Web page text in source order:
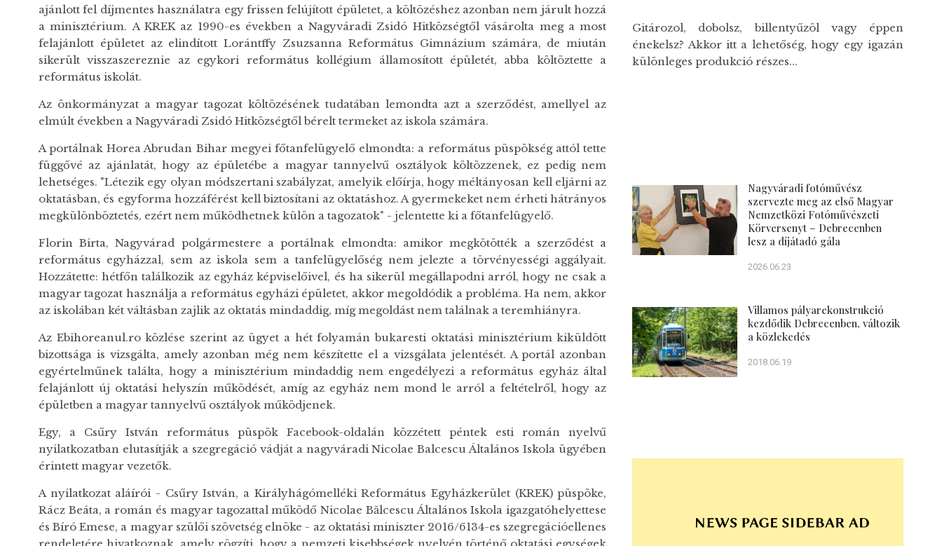
ajánlott fel díjmentes használatra egy frissen felújított épületet, a költözéshez azonban nem járult hozzá
a minisztérium. A KREK az 1990-es években a Nagyváradi Zsidó Hitközségtől vásárolta meg a most
felajánlott épületet az elindított Lorántffy Zsuzsanna Református Gimnázium számára, de miután
sikerült visszaszereznie az egykori református kollégium államosított épületét, abba költöztette a
református iskolát.
Az önkormányzat a magyar tagozat költözésének tudatában lemondta azt a szerződést, amellyel az
elmúlt években a Nagyváradi Zsidó Hitközségtől bérelt termeket az iskola számára.
A portálnak Horea Abrudan Bihar megyei főtanfelügyelő elmondta: a református püspökség attól tette
függővé az ajánlatát, hogy az épületébe a magyar tannyelvű osztályok költözzenek, ez pedig nem
lehetséges. "Létezik egy olyan módszertani szabályzat, amelyik előírja, hogy méltányosan kell eljárni az
oktatásban, és egyforma hozzáférést kell biztosítani az oktatáshoz. A gyermekeket nem érheti hátrányos
megkülönböztetés, ezért nem működhetnek külön a tagozatok" - jelentette ki a főtanfelügyelő.
Florin Birta, Nagyvárad polgármestere a portálnak elmondta: amikor megkötötték a szerződést a
református egyházzal, sem az iskola sem a tanfelügyelőség nem jelezte a törvényességi aggályait.
Hozzátette: hétfőn találkozik az egyház képviselőivel, és ha sikerül megállapodni arról, hogy ne csak a
magyar tagozat használja a református egyházi épületet, akkor megoldódik a probléma. Ha nem, akkor
az iskolában két váltásban zajlik az oktatás mindaddig, míg megoldást nem találnak a teremhiányra.
Az Ebihoreanul.ro közlése szerint az ügyet a hét folyamán bukaresti oktatási minisztérium kiküldött
bizottsága is vizsgálta, amely azonban még nem készítette el a vizsgálata jelentését. A portál azonban
egyértelműnek találta, hogy a minisztérium mindaddig nem engedélyezi a református egyház által
felajánlott új oktatási helyszín működését, amíg az egyház nem mond le arról a feltételről, hogy az
épületben a magyar tannyelvű osztályok működjenek.
Egy, a Csűry István református püspök Facebook-oldalán közzétett péntek esti román nyelvű
nyilatkozatban elutasítják a szegregáció vádját a nagyváradi Nicolae Balcescu Általános Iskola ügyében
érintett magyar vezetők.
A nyilatkozat aláírói - Csűry István, a Királyhágómelléki Református Egyházkerület (KREK) püspöke,
Rácz Beáta, a román és magyar tagozattal működő Nicolae Bălcescu Általános Iskola igazgatóhelyettese
és Bíró Emese, a magyar szülői szövetség elnöke - az oktatási miniszter 2016/6134-es szegregációellenes
Gitározol, dobolsz, billentyűzöl vagy éppen
énekelsz? Akkor itt a lehetőség, hogy egy igazán
különleges produkció részes...
Nagyváradi fotóművész
szervezte meg az első Magyar
Nemzetközi Fotóművészeti
Körversenyt – Debrecenben
lesz a díjátadó gála
2026.06.23
Villamos pályarekonstrukció
kezdődik Debrecenben, változik
a közlekedés
2018.06.19